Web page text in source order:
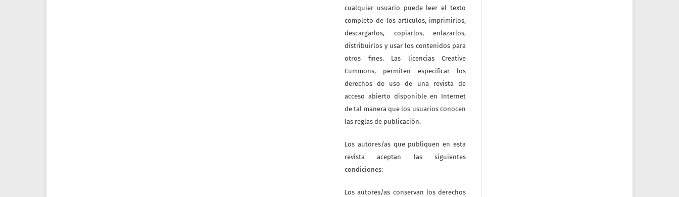
cualquier usuario puede leer el texto
completo de los artículos, imprimirlos,
descargarlos, copiarlos, enlazarlos,
distribuirlos y usar los contenidos para
otros fines. Las licencias Creative
Cummons, permiten especificar los
derechos de uso de una revista de
acceso abierto disponible en Internet
de tal manera que los usuarios conocen
las reglas de publicación.
Los autores/as que publiquen en esta
revista aceptan las siguientes
condiciones:
Los autores/as conservan los derechos